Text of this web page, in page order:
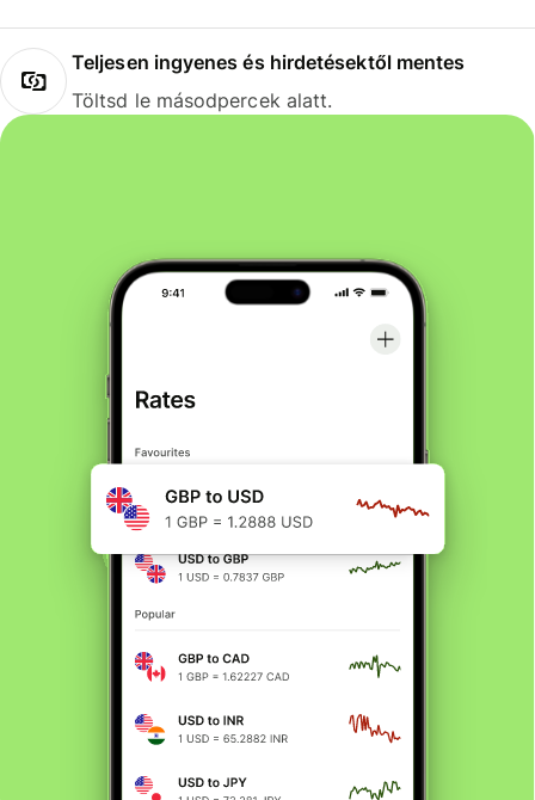
Teljesen ingyenes és hirdetésektől mentes
Töltsd le másodpercek alatt.